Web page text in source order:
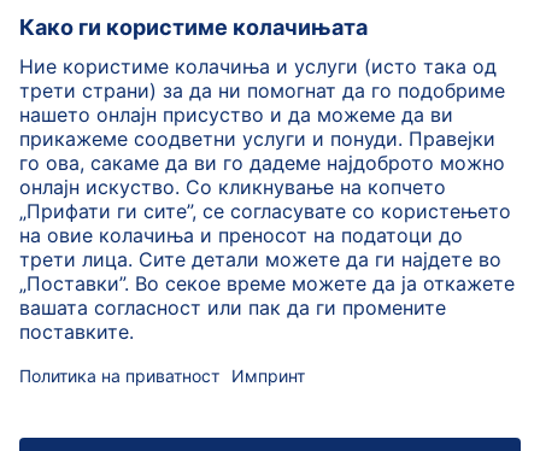
HiPP Млечни формули
HiPP Храна за бебиња
HiPP за деца
HiPP Нега за кожа
HiPP Бременост
Политика на приватност
Услови на користење
Импринт
Повеќе за HiPP Контакт